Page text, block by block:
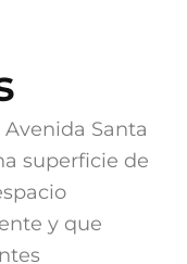
Santa
superficie de
y que